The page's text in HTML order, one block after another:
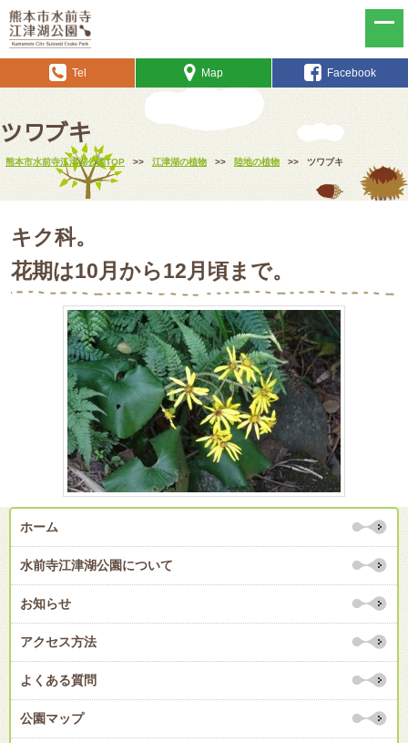
Tel Map Facebook
ツワブキ
熊本市水前寺江津湖公園TOP >> 江津湖の植物 >> 陸地の植物 >> ツワブキ
キク科。
花期は10月から12月頃まで。
ホーム
水前寺江津湖公園について
お知らせ
アクセス方法
よくある質問
公園マップ